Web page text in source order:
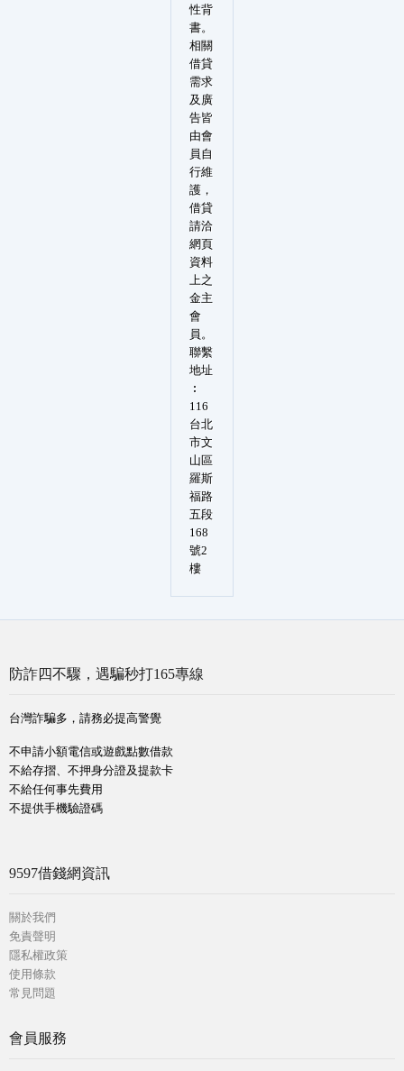
性背
書。
相關
借貸
需求
及廣
告皆
由會
員自
行維
護，
借貸
請洽
網頁
資料
上之
金主
會
員。
聯繫
地址
︰
116
台北
市文
山區
羅斯
福路
五段
168
號2
樓
防詐四不驟，遇騙秒打165專線
台灣詐騙多，請務必提高警覺
不申請小額電信或遊戲點數借款
不給存摺、不押身分證及提款卡
不給任何事先費用
不提供手機驗證碼
9597借錢網資訊
關於我們
免責聲明
隱私權政策
使用條款
常見問題
會員服務